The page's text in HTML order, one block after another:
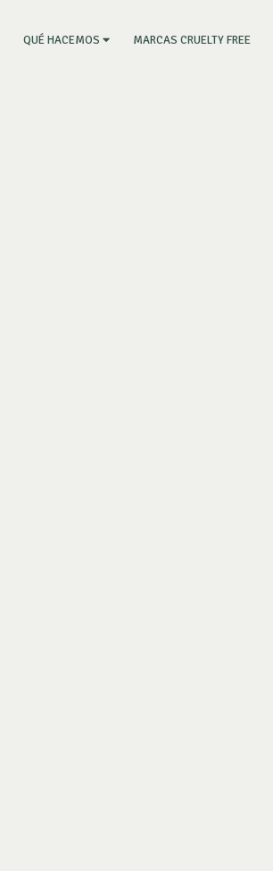
(CURRENT)
QUÉ HACEMOS MARCAS CRUELTY FREE